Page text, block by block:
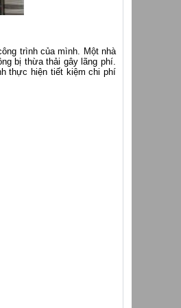
trình của mình. Một nhà
bị thừa thải gây lãng phí.
thực hiện tiết kiệm chi phí